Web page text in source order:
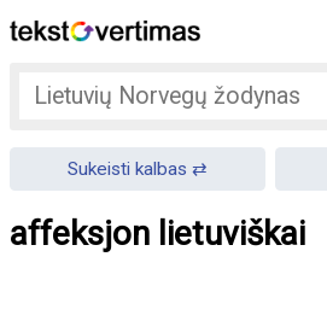
Sukeisti kalbas
affeksjon lietuviškai